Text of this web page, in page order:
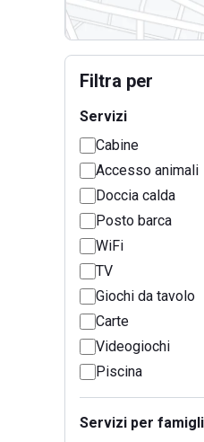
Filtra per
Servizi
Cabine
Accesso animali
Doccia calda
Posto barca
WiFi
TV
Giochi da tavolo
Carte
Videogiochi
Piscina
Servizi per